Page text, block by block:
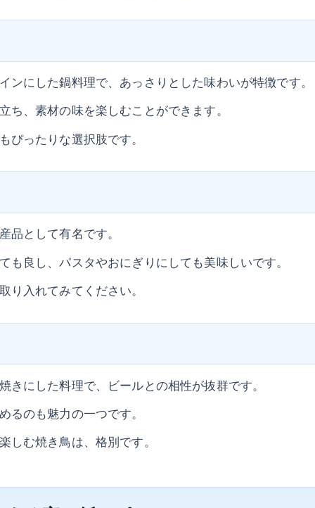
ンにした鍋料理で、あっさりとした味わいが特徴です。
ち、素材の味を楽しむことができます。
ぴったりな選択肢です。
品として有名です。
も良し、パスタやおにぎりにしても美味しいです。
り入れてみてください。
きにした料理で、ビールとの相性が抜群です。
るのも魅力の一つです。
しむ焼き鳥は、格別です。